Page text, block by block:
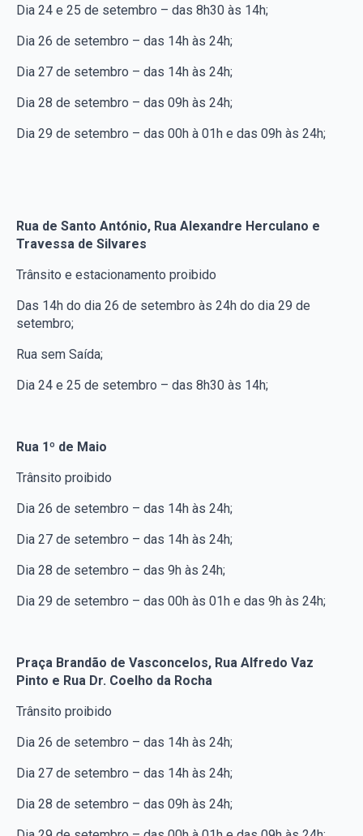
Dia 24 e 25 de setembro – das 8h30 às 14h;
Dia 26 de setembro – das 14h às 24h;
Dia 27 de setembro – das 14h às 24h;
Dia 28 de setembro – das 09h às 24h;
Dia 29 de setembro – das 00h à 01h e das 09h às 24h;
Rua de Santo António, Rua Alexandre Herculano e
Travessa de Silvares
Trânsito e estacionamento proibido
Das 14h do dia 26 de setembro às 24h do dia 29 de
setembro;
Rua sem Saída;
Dia 24 e 25 de setembro – das 8h30 às 14h;
Rua 1º de Maio
Trânsito proibido
Dia 26 de setembro – das 14h às 24h;
Dia 27 de setembro – das 14h às 24h;
Dia 28 de setembro – das 9h às 24h;
Dia 29 de setembro – das 00h às 01h e das 9h às 24h;
Praça Brandão de Vasconcelos, Rua Alfredo Vaz
Pinto e Rua Dr. Coelho da Rocha
Trânsito proibido
Dia 26 de setembro – das 14h às 24h;
Dia 27 de setembro – das 14h às 24h;
Dia 28 de setembro – das 09h às 24h;